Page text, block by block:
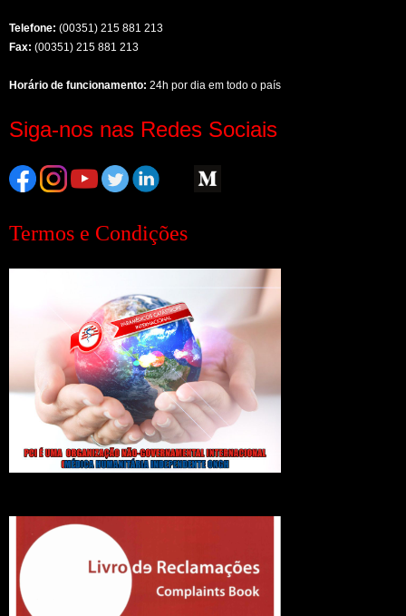
Telefone: (00351) 215 881 213
Fax: (00351) 215 881 213
Horário de funcionamento: 24h por dia em todo o país
Siga-nos nas Redes Sociais
Termos e Condições